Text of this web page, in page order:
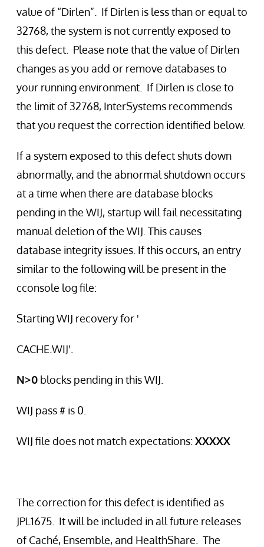
value of “Dirlen”. If Dirlen is less than or equal to
32768, the system is not currently exposed to
this defect. Please note that the value of Dirlen
changes as you add or remove databases to
your running environment. If Dirlen is close to
the limit of 32768, InterSystems recommends
that you request the correction identified below.
If a system exposed to this defect shuts down
abnormally, and the abnormal shutdown occurs
at a time when there are database blocks
pending in the WIJ, startup will fail necessitating
manual deletion of the WIJ. This causes
database integrity issues. If this occurs, an entry
similar to the following will be present in the
cconsole log file:
Starting WIJ recovery for '
CACHE.WIJ'.
N>0 blocks pending in this WIJ.
WIJ pass # is 0.
WIJ file does not match expectations:XXXXX
The correction for this defect is identified as
JPL1675. It will be included in all future releases
of Caché, Ensemble, and HealthShare. The